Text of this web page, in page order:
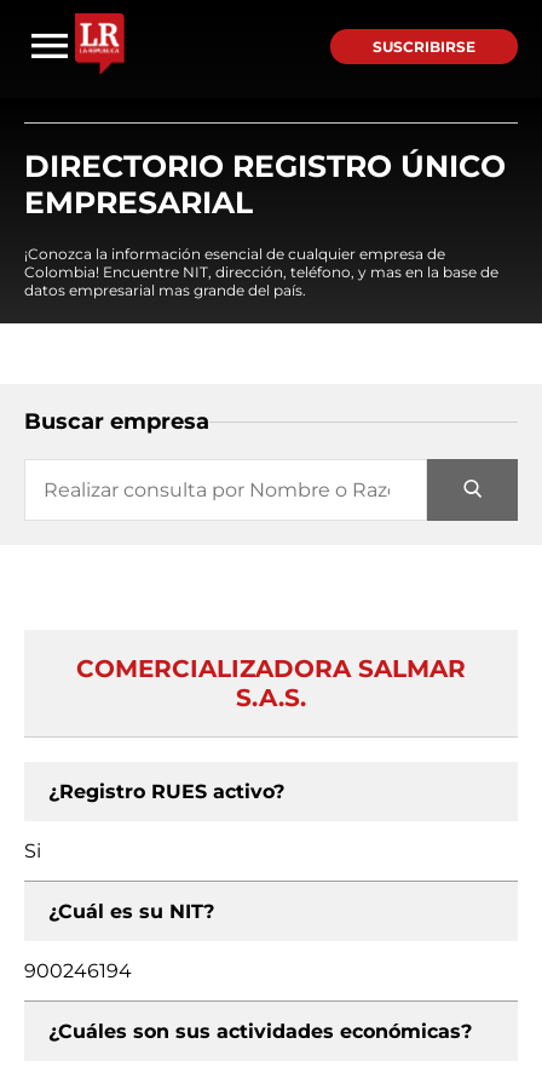
SUSCRIBIRSE
DIRECTORIO REGISTRO ÚNICO
EMPRESARIAL
¡Conozca la información esencial de cualquier empresa de
Colombia! Encuentre NIT, dirección, teléfono, y mas en la base de
datos empresarial mas grande del país.
Buscar empresa
COMERCIALIZADORA SALMAR
S.A.S.
¿Registro RUES activo?
Si
¿Cuál es su NIT?
900246194
¿Cuáles son sus actividades económicas?